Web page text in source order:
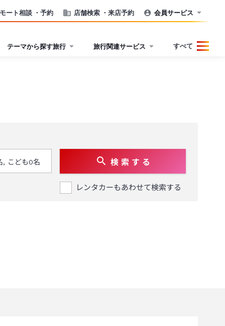
ート相談 ・予約 店舗検索 ・来店予約 会員サービス
テーマから探す旅行 旅行関連サービス すべて
検 索 す る
レンタカーもあわせて検索する